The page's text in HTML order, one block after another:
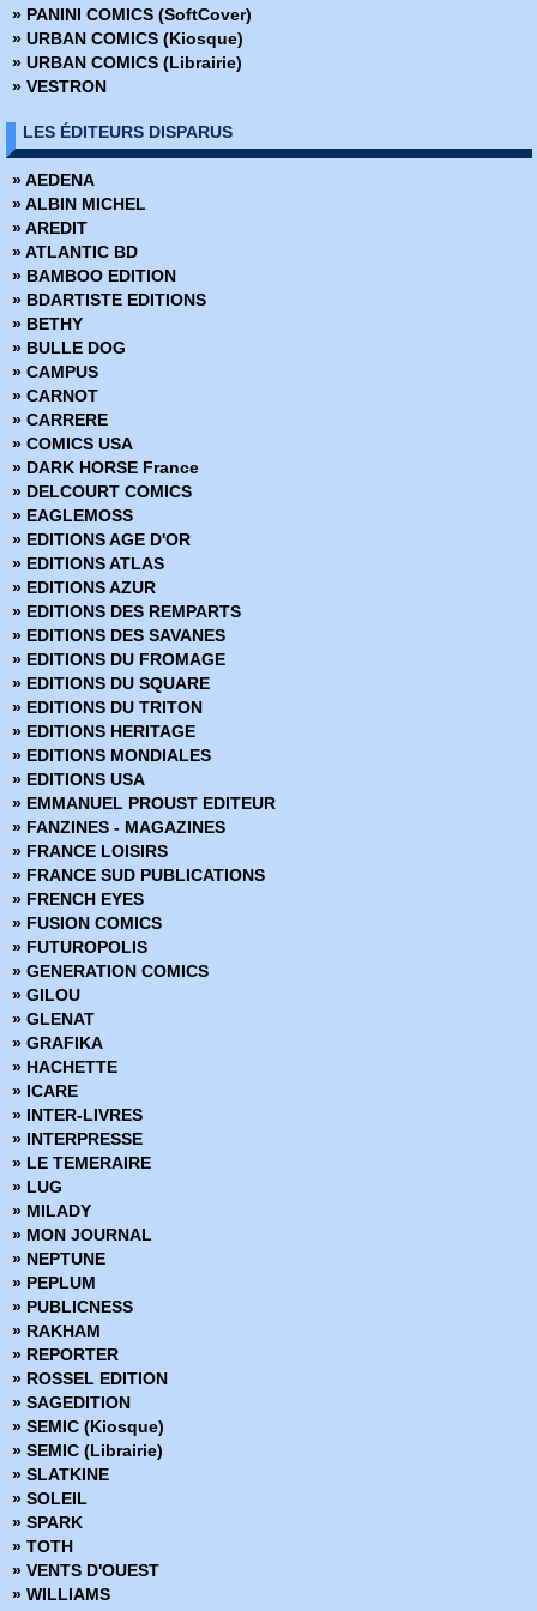
» Batman - The Dark Knight
» Battle Chasers - Intégrale
» Battle Pope - Intégrale
» Battlebeast - Le Fauve de combat
» Bêtes de somme
» Big Guy
» Big man plans
» Birthright
» Black Hole
» Black Kiss
» Blacking Out
» Blade Runner 2019
» Blade Runner 2029
» Blood and Thunder
» Body Bags
» Bone
» Bone Hors Série
» Bone Parish
» Bourbon Thret
» BPRD
» BPRD - L'Enfer sur terre
» BPRD - Un Mal bien connu
» BPRD Origines
» Brit
» BRZRKR
» BRZRKR - Bloodlines
» BuzzKill
» Cages
» Canary
» Captain Ginger
» Changing Ways
» Charlie Adlard - Art Book
» Château l'attente
» Chimichanga
» Choker
» Chroniques de Corum
» Chroniques de Groom Lake
» Cinder & Ashe
» ClaSSwar
» Clear
» Clone
» Clones
» Clyde fans
» Codeflesh
» Collection Outsider
» Corps de pierre
» Cosmic detective
» Créatures sacrées
» Criminal
» Damn Them All
» Damned
» Dans la nuit noire
» Dark Ride
» Darkness
» Dead Body Road
» Dead inside
Death Sentence
» Démons
» Density
» Derniers tests avant l'apocalypse
» Des loups dans les murs
» Desperados
» Docteur Wertham
» Down
» Dracula
» Dropsie Avenue
» PANINI COMICS (SoftCover)
» URBAN COMICS (Kiosque)
» URBAN COMICS (Librairie)
» VESTRON
LES ÉDITEURS DISPARUS
» AEDENA
» ALBIN MICHEL
» AREDIT
» ATLANTIC BD
» BAMBOO EDITION
» BDARTISTE EDITIONS
» BETHY
» BULLE DOG
» CAMPUS
» CARNOT
» CARRERE
» COMICS USA
» DARK HORSE France
» DELCOURT COMICS
» EAGLEMOSS
» EDITIONS AGE D'OR
» EDITIONS ATLAS
» EDITIONS AZUR
» EDITIONS DES REMPARTS
» EDITIONS DES SAVANES
» EDITIONS DU FROMAGE
» EDITIONS DU SQUARE
» EDITIONS DU TRITON
» EDITIONS HERITAGE
» EDITIONS MONDIALES
» EDITIONS USA
» EMMANUEL PROUST EDITEUR
» FANZINES - MAGAZINES
» FRANCE LOISIRS
» FRANCE SUD PUBLICATIONS
» FRENCH EYES
» FUSION COMICS
» FUTUROPOLIS
» GENERATION COMICS
» GILOU
» GLENAT
» GRAFIKA
» HACHETTE
» ICARE
» INTER-LIVRES
» INTERPRESSE
» LE TEMERAIRE
» LUG
» MILADY
» MON JOURNAL
» NEPTUNE
» PEPLUM
» PUBLICNESS
» RAKHAM
» REPORTER
» ROSSEL EDITION
» SAGEDITION
» SEMIC (Kiosque)
» SEMIC (Librairie)
» SLATKINE
» SOLEIL
» SPARK
» TOTH
» VENTS D'OUEST
» WILLIAMS